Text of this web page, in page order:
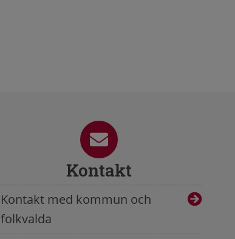
Kontakt
Kontakt med kommun och
folkvalda